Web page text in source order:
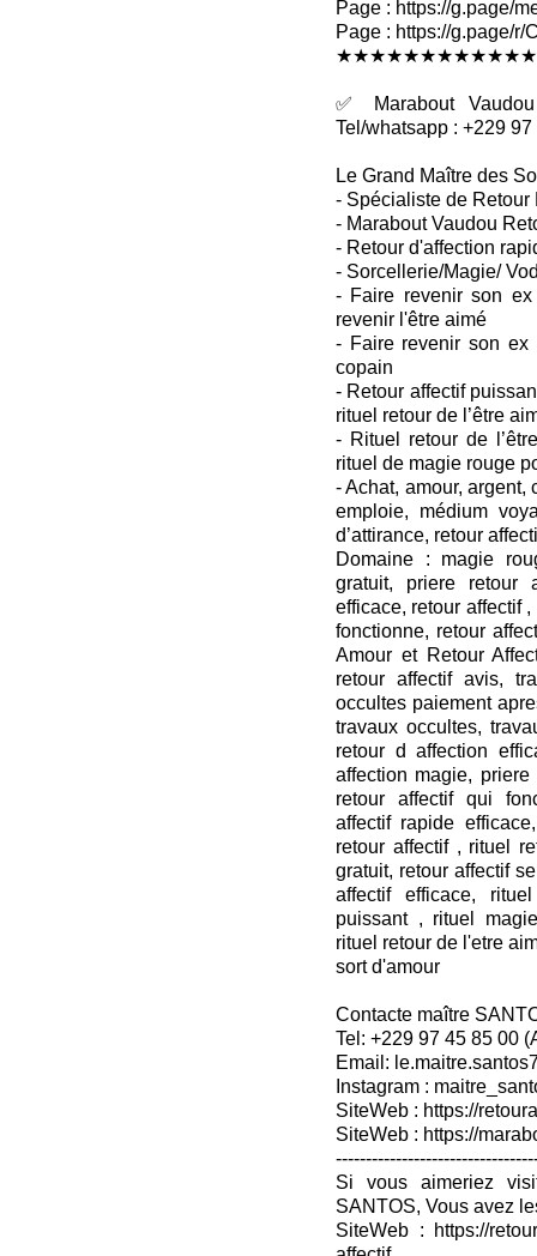
Page : https://g.page/
Page : https://g.page/
✅ Marabout
Tel/whatsapp : +229
Le Grand Maître des
- Spécialiste de Retour
- Marabout Vaudou
- Retour d'affection
- Sorcellerie/Magie/
- Faire revenir son
revenir l'être aimé
- Faire revenir son ex
copain
- Retour affectif
rituel retour de l’être
- Rituel retour de
rituel de magie rouge
- Achat, amour,
emploie, médium
d’attirance, retour
Domaine : magie
gratuit, priere retour
efficace, retour affectif
fonctionne, retour
Amour et Retour
retour affectif avis,
occultes paiement
travaux occultes,
retour d affection
affection magie,
retour affectif qui
affectif rapide
retour affectif , rituel
gratuit, retour affectif
affectif efficace,
puissant , rituel
rituel retour de l'etre
sort d'amour
Contacte maître
Tel: +229 97 45 85 00
Email:
Instagram :
SiteWeb : https://
SiteWeb : https://
Si vous aimeriez
SANTOS, Vous avez
SiteWeb : https://